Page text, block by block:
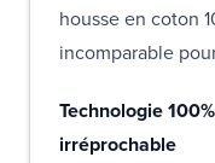
housse en coton
incomparable
Technologie
irréprochable